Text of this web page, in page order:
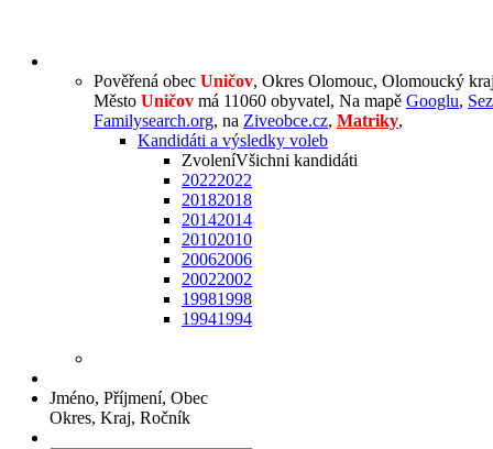
Pověřená obec Uničov, Okres Olomouc, Olomoucký
Město Uničov má 11060 obyvatel, Na mapě Googlu,
Familysearch.org, na Ziveobce.cz, Matriky,
Kandidáti a výsledky voleb
ZvoleníVšichni kandidáti
20222022
20182018
20142014
20102010
20062006
20022002
19981998
19941994
Jméno, Příjmení, Obec
Okres, Kraj, Ročník